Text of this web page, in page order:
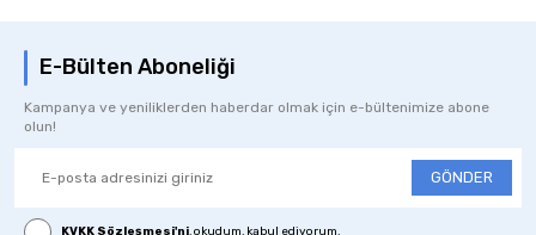
E-Bülten Aboneliği
Kampanya ve yeniliklerden haberdar olmak için e-bültenimize abone
olun!
GÖNDER
KVKK Sözleşmesi'ni, okudum, kabul ediyorum.